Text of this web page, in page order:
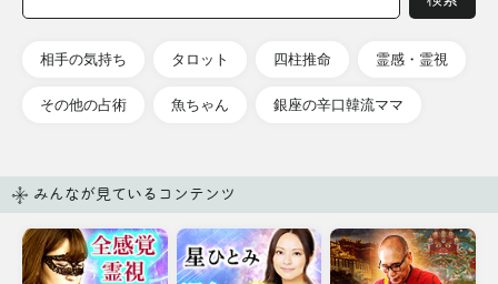
相手の気持ち タロット 四柱推命 霊感・霊視
その他の占術 魚ちゃん 銀座の辛口韓流ママ
みんなが見ているコンテンツ